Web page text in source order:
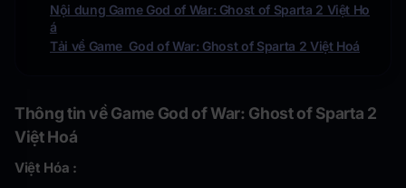
Nội dung Game God of War: Ghost of Sparta 2 Việt Ho
á
Tải về Game God of War: Ghost of Sparta 2 Việt Hoá
Thông tin về Game God of War: Ghost of Sparta 2
Việt Hoá
Việt Hóa :